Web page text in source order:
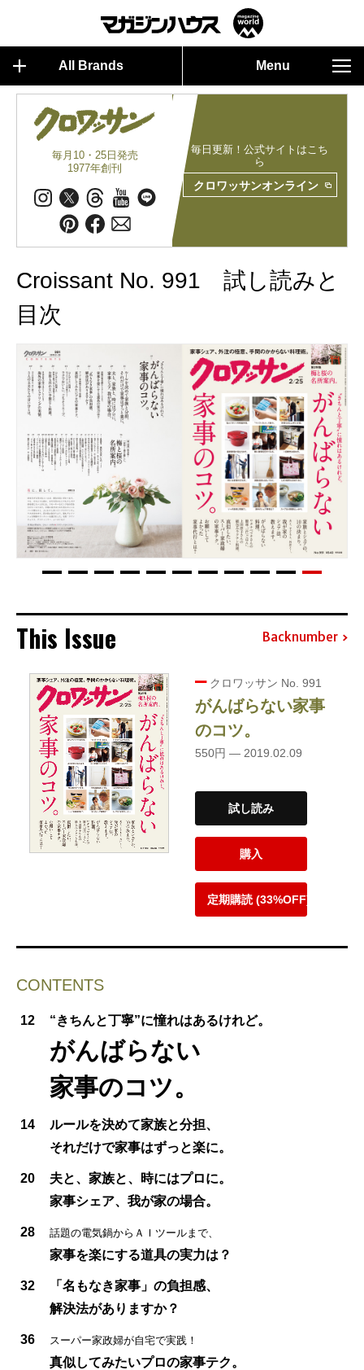
All Brands Menu
毎月10・25日発売
1977年創刊
毎日更新！公式サイトはこち
ら
クロワッサンオンライン
Croissant No. 991 試し読みと
目次
This Issue Backnumber
クロワッサン No. 991
がんばらない家事
のコツ。
550円 — 2019.02.09
試し読み
購入
定期購読 (33%OFF)
CONTENTS
12 “きちんと丁寧”に憧れはあるけれど。
がんばらない
家事のコツ。
14
ルールを決めて家族と分担、
それだけで家事はずっと楽に。
20
夫と、家族と、時にはプロに。
家事シェア、我が家の場合。
28 話題の電気鍋からＡＩツールまで、
家事を楽にする道具の実力は？
32
「名もなき家事」の負担感、
解決法がありますか？
36 スーパー家政婦が自宅で実践！
真似してみたいプロの家事テク。